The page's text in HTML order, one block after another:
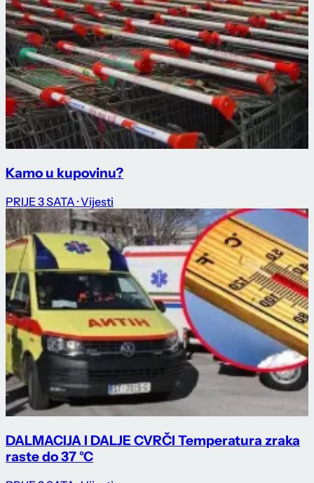
Kamo u kupovinu?
PRIJE 3 SATA · Vijesti
DALMACIJA I DALJE CVRČI Temperatura zraka
raste do 37 °C